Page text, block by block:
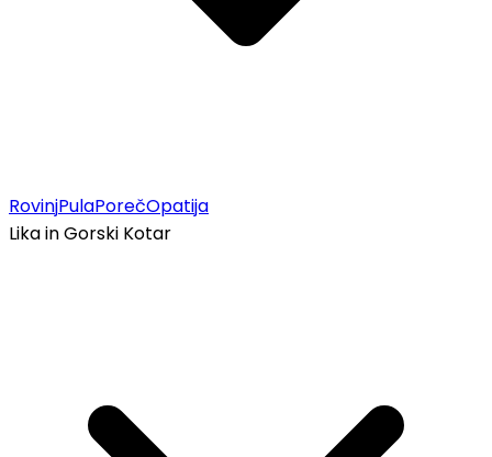
RovinjPulaPorečOpatija
Lika in Gorski Kotar